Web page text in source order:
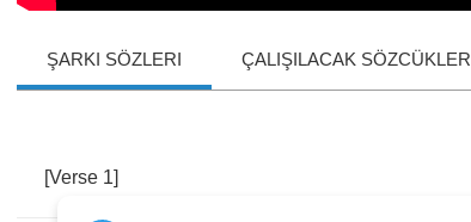
ŞARKI SÖZLERI ÇALIŞILACAK SÖZCÜKLER
[Verse 1]